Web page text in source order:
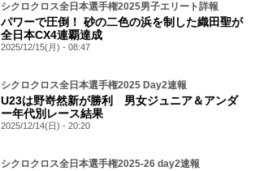
シクロクロス全日本選手権2025男子エリート詳報
パワーで圧倒！ 砂の二色の浜を制した織田聖が
全日本CX4連覇達成
2025/12/15(月) - 08:47
シクロクロス全日本選手権2025 Day2速報
U23は野嵜然新が勝利 男女ジュニア＆アンダ
ー年代別レース結果
2025/12/14(日) - 20:20
シクロクロス全日本選手権2025-26 day2速報